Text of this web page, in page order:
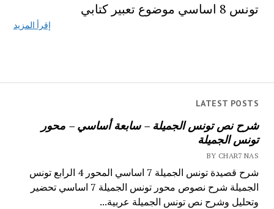
LATEST POSTS
شرح نص تونس الجميلة – سابعة أساسي – محور
تونس الجميلة
BY CHAR7 NAS
شرح قصيدة تونس الجميلة 7 اساسي المحور 4 الرابع تونس
الجميلة شرح نصوص محور تونس الجميلة 7 اساسي تحضير
وتحليل وشرح نص تونس الجميلة عربية...
تونس 8 اساسي موضوع تعبير كتابي
إقرأ المزيد